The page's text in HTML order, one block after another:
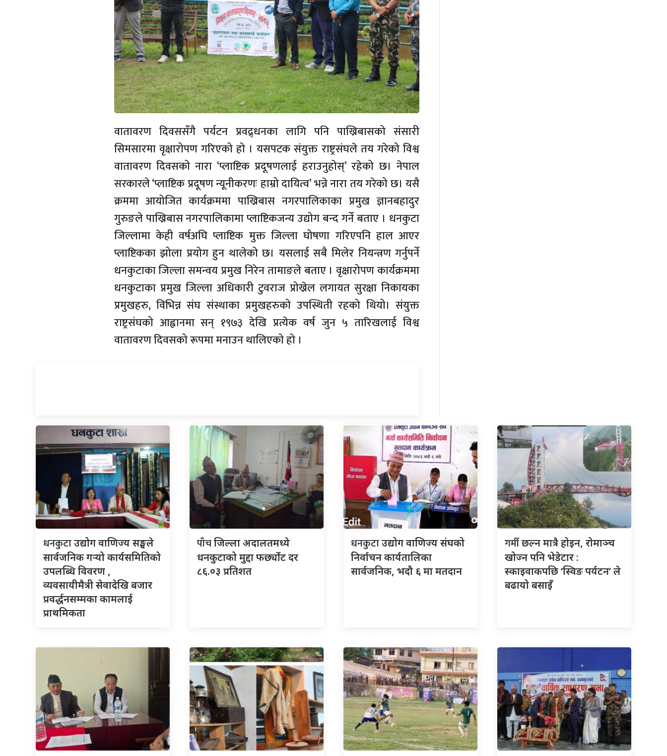
वातावरण दिवससँगै पर्यटन प्रवद्र्धनका लागि पनि पाख्रिबासको संसारी
सिमसारमा वृक्षारोपण गरिएको हो । यसपटक संयुक्त राष्ट्रसंघले तय गरेको विश्व
वातावरण दिवसको नारा ‘प्लाष्टिक प्रदूषणलाई हराउनुहोस्’ रहेको छ। नेपाल
सरकारले ‘प्लाष्टिक प्रदूषण न्यूनीकरणः हाम्रो दायित्व’ भन्ने नारा तय गरेको छ। यसै
क्रममा आयोजित कार्यक्रममा पाख्रिबास नगरपालिकाका प्रमुख ज्ञानबहादुर
गुरुङले पाख्रिबास नगरपालिकामा प्लाष्टिकजन्य उद्योग बन्द गर्ने बताए । धनकुटा
जिल्लामा केही वर्षअघि प्लाष्टिक मुक्त जिल्ला घोषणा गरिएपनि हाल आएर
प्लाष्टिकका झोला प्रयोग हुन थालेको छ। यसलाई सबै मिलेर नियन्त्रण गर्नुपर्ने
धनकुटाका जिल्ला समन्वय प्रमुख निरेन तामाङले बताए । वृक्षारोपण कार्यक्रममा
धनकुटाका प्रमुख जिल्ला अधिकारी टुवराज प्रोख्रेल लगायत सुरक्षा निकायका
प्रमुखहरु, विभिन्न संघ संस्थाका प्रमुखहरुको उपस्थिती रहको थियो। संयुक्त
राष्ट्रसंघको आह्वानमा सन् १९७३ देखि प्रत्येक वर्ष जुन ५ तारिखलाई विश्व
वातावरण दिवसको रूपमा मनाउन थालिएको हो ।
धनकुटाउद्योग वाणिज्य सङ्घले
सार्वजनिक गर्‍यो कार्यसमितिको
उपलब्धि विवरण ,
व्यवसायीमैत्री सेवादेखि बजार
प्रवर्द्धनसम्मका कामलाई
प्राथमिकता
पाँचजिल्ला अदालतमध्ये
धनकुटाको मुद्दा फर्छ्योट दर
८६.०३ प्रतिशत
धनकुटाउद्योग वाणिज्य संघको
निर्वाचन कार्यतालिका
सार्वजनिक, भदौ ६ मा मतदान
गर्मीछल्न मात्रै होइन, रोमाञ्च
खोज्न पनि भेडेटार :
स्काइवाकपछि ‘स्विङ पर्यटन’ ले
बढायो बसाइँ